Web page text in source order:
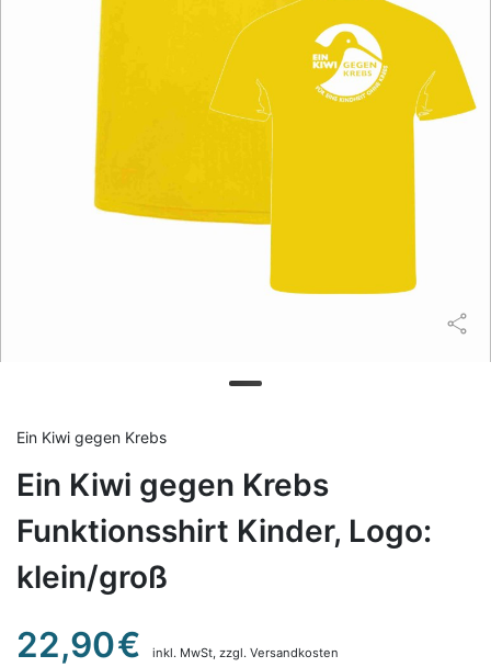
Ein Kiwi gegen Krebs
Ein Kiwi gegen Krebs
Funktionsshirt Kinder, Logo:
klein/groß
22,90€ inkl. MwSt, zzgl. Versandkosten